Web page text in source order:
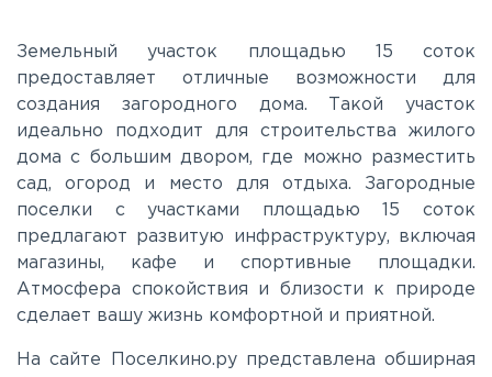
Земельный участок площадью 15 соток
предоставляет отличные возможности для
создания загородного дома. Такой участок
идеально подходит для строительства жилого
дома с большим двором, где можно разместить
сад, огород и место для отдыха. Загородные
поселки с участками площадью 15 соток
предлагают развитую инфраструктуру, включая
магазины, кафе и спортивные площадки.
Атмосфера спокойствия и близости к природе
сделает вашу жизнь комфортной и приятной.
На сайте Поселкино.ру представлена обширная